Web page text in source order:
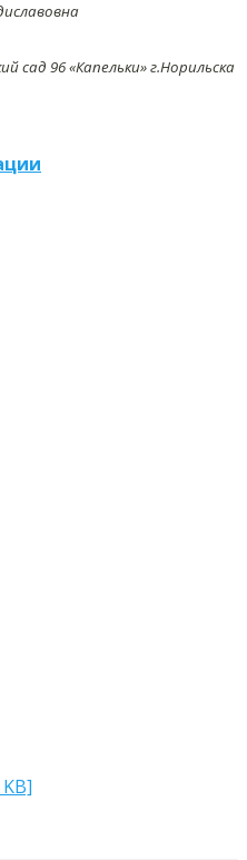
сад 96 «Капельки» г.Норильска